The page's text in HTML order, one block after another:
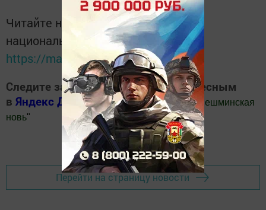
Читайте новости Татарстана в
национальном мессенджере MАХ:
https://max.ru/tatmedia
Следите за самым важным и интересным
в Яндекс ДзениТелеграм канале"Шешминская
новь"
Добавить Шешминскую новь в Яндекс.Новости
Перейти на страницу новости